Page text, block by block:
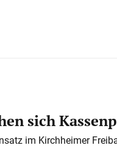
sich
im Kirchheimer